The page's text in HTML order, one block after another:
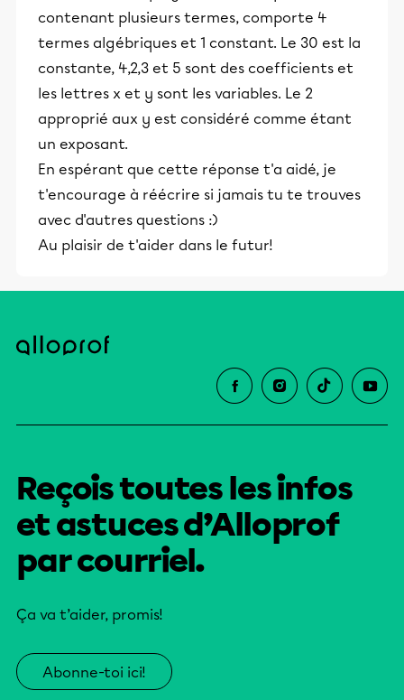
contenant plusieurs termes, comporte 4
termes algébriques et 1 constant. Le 30 est la
constante, 4,2,3 et 5 sont des coefficients et
les lettres x et y sont les variables. Le 2
approprié aux y est considéré comme étant
un exposant.
En espérant que cette réponse t'a aidé, je
t'encourage à réécrire si jamais tu te trouves
avec d'autres questions :)
Au plaisir de t'aider dans le futur!
Reçois toutes les infos
et astuces d’Alloprof
par courriel.
Ça va t’aider, promis!
Abonne-toi ici!